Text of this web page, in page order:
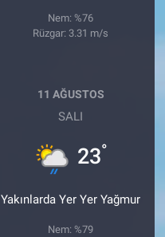
Nem: %76
Rüzgar: 3.31 m/s
11 AĞUSTOS
SALI
23°
Yakınlarda Yer Yer Yağmur
Nem: %79